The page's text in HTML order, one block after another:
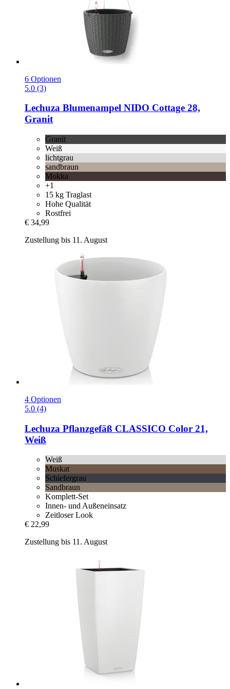
6 Optionen
5.0 (3)
Lechuza Blumenampel NIDO Cottage 28,
Granit
Granit
Weiß
lichtgrau
sandbraun
Mokka
+1
15 kg Traglast
Hohe Qualität
Rostfrei
€ 34,99
Zustellung bis 11. August
4 Optionen
5.0 (4)
Lechuza Pflanzgefäß CLASSICO Color 21,
Weiß
Weiß
Muskat
Schiefergrau
Sandbraun
Komplett-Set
Innen- und Außeneinsatz
Zeitloser Look
€ 22,99
Zustellung bis 11. August